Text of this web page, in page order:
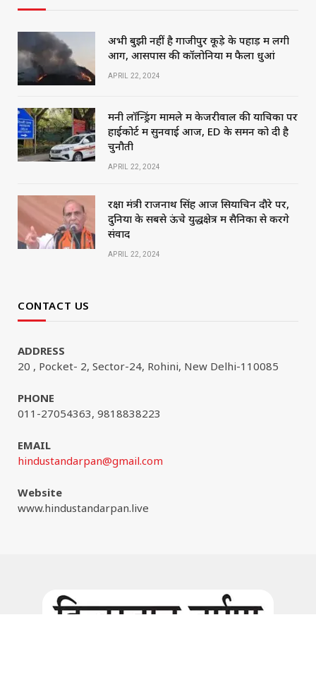
अभी बुझी नहीं है गाजीपुर कूड़े के पहाड़ में लगी
आग, आसपास की कॉलोनियों में फैला धुआं
APRIL 22, 2024
मनी लॉन्ड्रिंग मामले में केजरीवाल की याचिका पर
हाईकोर्ट में सुनवाई आज, ED के समन को दी है
चुनौती
APRIL 22, 2024
रक्षा मंत्री राजनाथ सिंह आज सियाचिन दौरे पर,
दुनिया के सबसे ऊंचे युद्धक्षेत्र में सैनिकों से करेंगे
संवाद
APRIL 22, 2024
CONTACT US
ADDRESS
20 , Pocket- 2, Sector-24, Rohini, New Delhi-110085
PHONE
011-27054363, 9818838223
EMAIL
hindustandarpan@gmail.com
Website
www.hindustandarpan.live